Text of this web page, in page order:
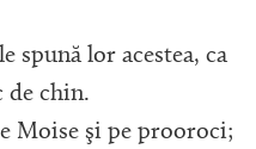
spună lor acestea, ca
de chin.
Moise şi pe prooroci;